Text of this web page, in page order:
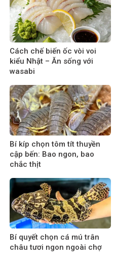
Cách chế biến ốc vòi voi
kiểu Nhật – Ăn sống với
wasabi
Bí kíp chọn tôm tít thuyền
cập bến: Bao ngon, bao
chắc thịt
Bí quyết chọn cá mú trân
châu tươi ngon ngoài chợ